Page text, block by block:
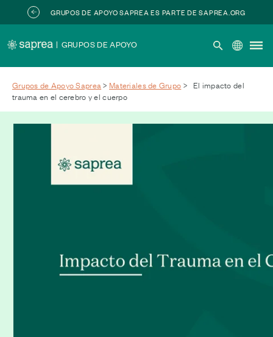
Skip to main contentGRUPOS DE APOYO SAPREA ES PARTE DE SAPREA.ORG
| GRUPOS DE APOYO
Grupos de Apoyo Saprea> Materiales de Grupo > El impacto del
trauma en el cerebro y el cuerpo